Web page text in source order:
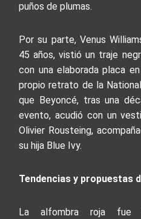
puños de plumas.
Por su parte, Venus
45 años, vistió un traje
con una elaborada placa
propio retrato de la
que Beyoncé, tras una
evento, acudió con un
Olivier Rousteing,
su hija Blue Ivy.
Tendencias y propuestas
La alfombra roja fue